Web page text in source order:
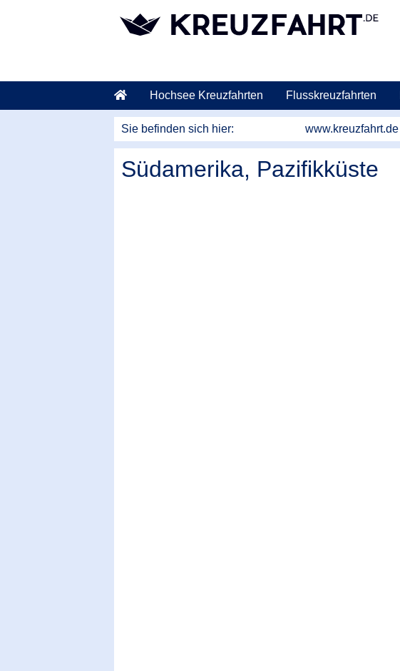
weiter zum Hauptkontent
Hochsee Kreuzfahrten Flusskreuzfahrten
Sie befinden sich hier: www.kreuzfahrt.de
Südamerika, Pazifikküste